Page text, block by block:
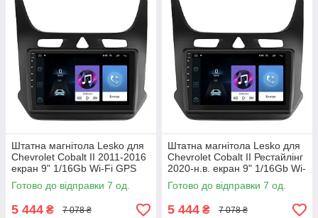
Штатна магнітола Lesko для
Chevrolet Cobalt II 2011-2016
екран 9" 1/16Gb Wi-Fi GPS
Base Шевроле Кобальт 7 шт.
Готово до відправки 7 од.
5 444 ₴ 7 078 ₴
Штатна магнітола Lesko для
Chevrolet Cobalt II Рестайлінг
2020-н.в. екран 9" 1/16Gb Wi-
Fi GPS Base 7 шт.
Готово до відправки 7 од.
5 444 ₴ 7 078 ₴